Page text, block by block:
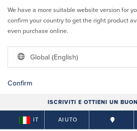
We have a more suitable website version for
confirm your country to get the right product
even purchase online.
Global (English)
Confirm
ISCRIVITI E OTTIENI UN
IT AIUTO